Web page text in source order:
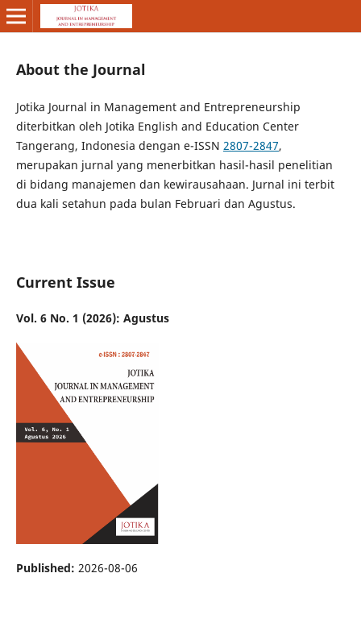
About the Journal
Jotika Journal in Management and Entrepreneurship
diterbitkan oleh Jotika English and Education Center
Tangerang, Indonesia dengan e-ISSN 2807-2847,
merupakan jurnal yang menerbitkan hasil-hasil penelitian
di bidang manajemen dan kewirausahaan. Jurnal ini terbit
dua kali setahun pada bulan Februari dan Agustus.
Current Issue
Vol. 6 No. 1 (2026): Agustus
Published: 2026-08-06